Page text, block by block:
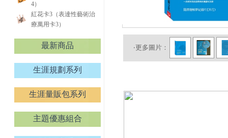
4）
紅花卡3（表達性藝術治
療萬用卡3）
最新商品
生涯規劃系列
生涯量販包系列
主題優惠組合
‧更多圖片：